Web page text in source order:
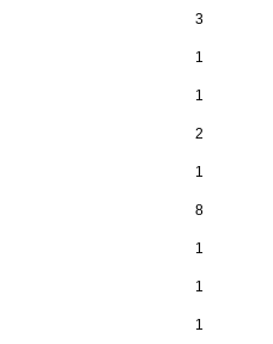
3
1
1
2
1
8
1
1
1